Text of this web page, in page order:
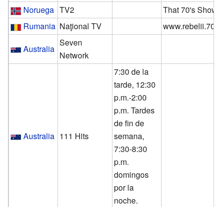
Noruega TV2
That 70's Show
Rumania Naţional TV
www.rebelii.70
Australia
Seven
Network
Australia 111 Hits
7:30 de la
tarde, 12:30
p.m.-2:00
p.m. Tardes
de fin de
semana,
7:30-8:30
p.m.
domingos
por la
noche.